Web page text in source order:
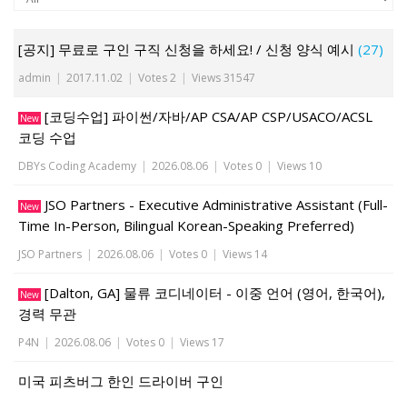
[공지] 무료로 구인 구직 신청을 하세요! / 신청 양식 예시 (27)
admin | 2017.11.02 | Votes 2 | Views 31547
New [코딩수업] 파이썬/자바/AP CSA/AP CSP/USACO/ACSL
코딩 수업
DBYs Coding Academy | 2026.08.06 | Votes 0 | Views 10
New JSO Partners - Executive Administrative Assistant (Full-
Time In-Person, Bilingual Korean-Speaking Preferred)
JSO Partners | 2026.08.06 | Votes 0 | Views 14
New [Dalton, GA] 물류 코디네이터 - 이중 언어 (영어, 한국어),
경력 무관
P4N | 2026.08.06 | Votes 0 | Views 17
미국 피츠버그 한인 드라이버 구인